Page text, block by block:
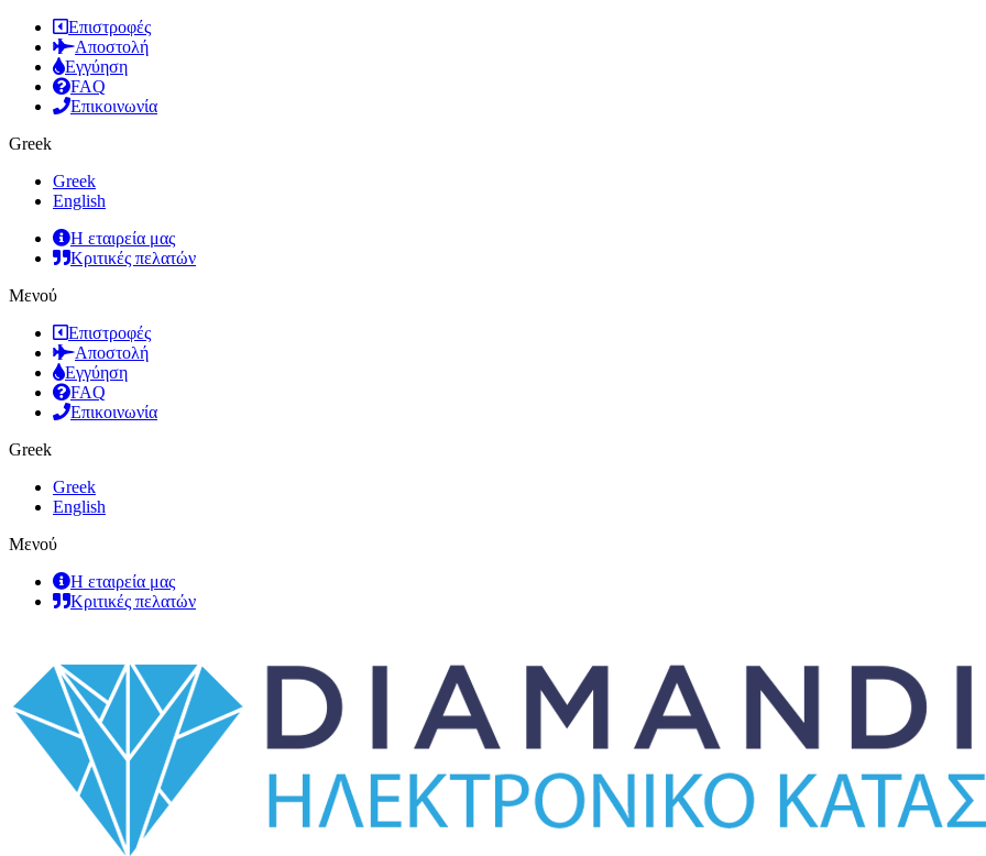
Επιστροφές
Αποστολή
Εγγύηση
FAQ
Επικοινωνία
Greek
Greek
English
Η εταιρεία μας
Κριτικές πελατών
Μενού
Επιστροφές
Αποστολή
Εγγύηση
FAQ
Επικοινωνία
Greek
Greek
English
Μενού
Η εταιρεία μας
Κριτικές πελατών